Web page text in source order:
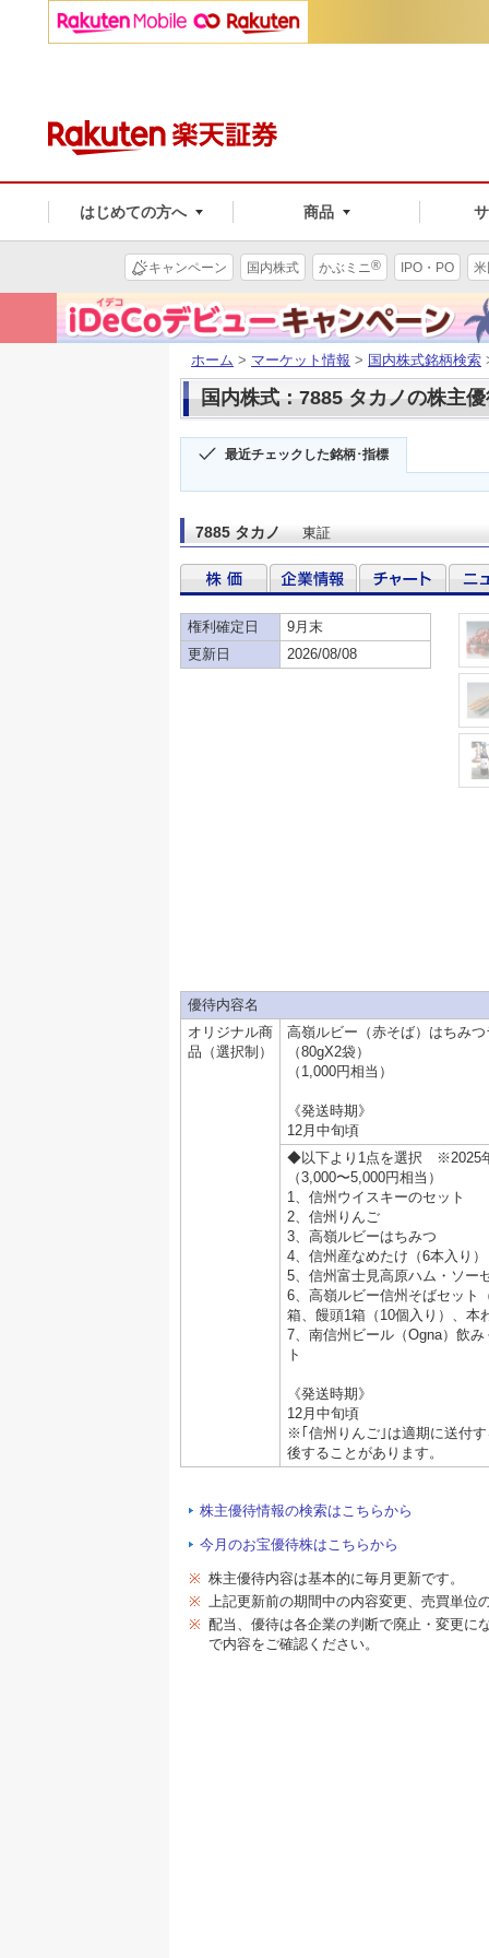
はじめての方へ 商品
キャンペーン 国内株式 かぶミニ® IPO・PO
ホーム > マーケット情報 > 国内株式銘柄検索
国内株式：7885 タカノの株主
最近チェックした銘柄･指標
7885 タカノ 東証
権利確定日
9月末
更新日
2026/08/08
優待内容名
オリジナル商
品（選択制）
高嶺ルビー（赤そば）はちみ
（80gX2袋）
（1,000円相当）
《発送時期》
12月中旬頃
◆以下より1点を選択 ※2025
（3,000〜5,000円相当）
1、信州ウイスキーのセット
2、信州りんご
3、高嶺ルビーはちみつ
4、信州産なめたけ（6本入り）
5、信州富士見高原ハム・ソー
6、高嶺ルビー信州そばセット
箱、饅頭1箱（10個入り）、本
7、南信州ビール（Ogna）飲
ト
《発送時期》
12月中旬頃
※｢信州りんご｣は適期に送付
後することがあります。
株主優待情報の検索はこちらから
今月のお宝優待株はこちらから
※ 株主優待内容は基本的に毎月更新です。
※ 上記更新前の期間中の内容変更、売買単位
※ 配当、優待は各企業の判断で廃止・変更に
で内容をご確認ください。